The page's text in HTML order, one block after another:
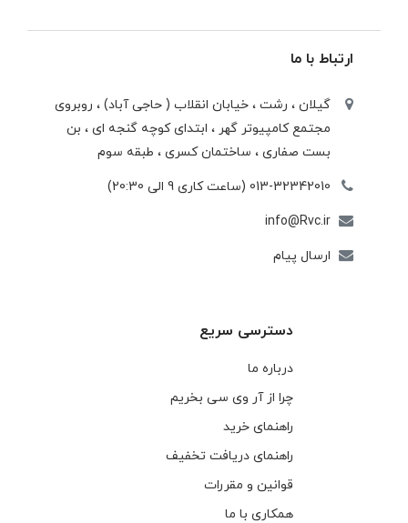
ارتباط با ما
گیلان ، رشت ، خيابان انقلاب ( حاجی آباد) ، روبروی
مجتمع كامپيوتر گهر ، ابتدای كوچه گنجه ای ، بن
بست صفاری ، ساختمان كسری ، طبقه سوم
013-32342010 (ساعت کاری 9 الی 20:30)
info@Rvc.ir
ارسال پیام
دسترسی سریع
درباره ما
چرا از آر وی سی بخریم
راهنمای خرید
راهنمای دریافت تخفیف
قوانین و مقررات
همکاری با ما